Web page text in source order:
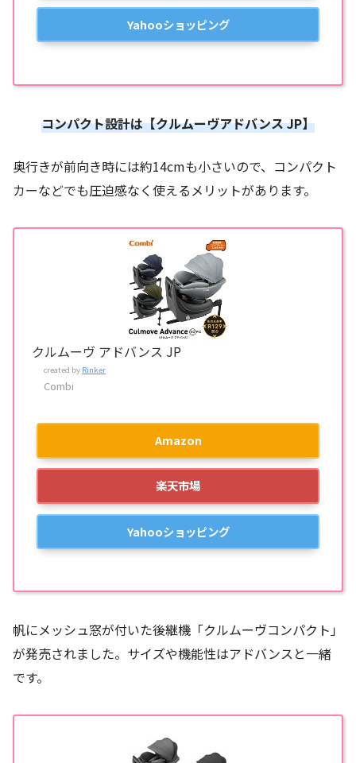
Yahooショッピング
コンパクト設計は【クルムーヴアドバンス JP】
奥行きが前向き時には約14cmも小さいので、コンパクト
カーなどでも圧迫感なく使えるメリットがあります。
クルムーヴ アドバンス JP
created by Rinker
Combi
Amazon
楽天市場
Yahooショッピング
帆にメッシュ窓が付いた後継機「クルムーヴコンパクト」
が発売されました。サイズや機能性はアドバンスと一緒
です。